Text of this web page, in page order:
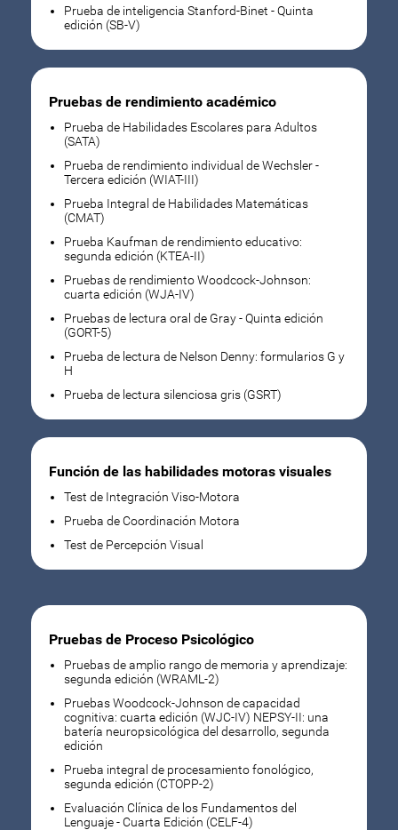
Prueba de inteligencia Stanford-Binet - Quinta
edición (SB-V)
Pruebas de rendimiento académico
Prueba de Habilidades Escolares para Adultos
(SATA)
Prueba de rendimiento individual de Wechsler -
Tercera edición (WIAT-III)
Prueba Integral de Habilidades Matemáticas
(CMAT)
Prueba Kaufman de rendimiento educativo:
segunda edición (KTEA-II)
Pruebas de rendimiento Woodcock-Johnson:
cuarta edición (WJA-IV)
Pruebas de lectura oral de Gray - Quinta edición
(GORT-5)
Prueba de lectura de Nelson Denny: formularios G y
H
Prueba de lectura silenciosa gris (GSRT)
Función de las habilidades motoras visuales
Test de Integración Viso-Motora
Prueba de Coordinación Motora
Test de Percepción Visual
Pruebas de Proceso Psicológico
Pruebas de amplio rango de memoria y aprendizaje:
segunda edición (WRAML-2)
Pruebas Woodcock-Johnson de capacidad
cognitiva: cuarta edición (WJC-IV) NEPSY-II: una
batería neuropsicológica del desarrollo, segunda
edición
Prueba integral de procesamiento fonológico,
segunda edición (CTOPP-2)
Evaluación Clínica de los Fundamentos del
Lenguaje - Cuarta Edición (CELF-4)